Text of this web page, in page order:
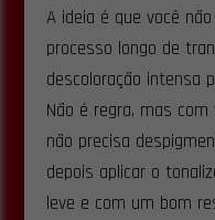
A ideia é que você
processo longo de
descoloração intensa
Não é regra, mas
não precisa
depois aplicar o
leve e com um bom